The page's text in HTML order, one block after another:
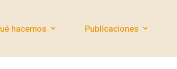
hacemos Publicaciones